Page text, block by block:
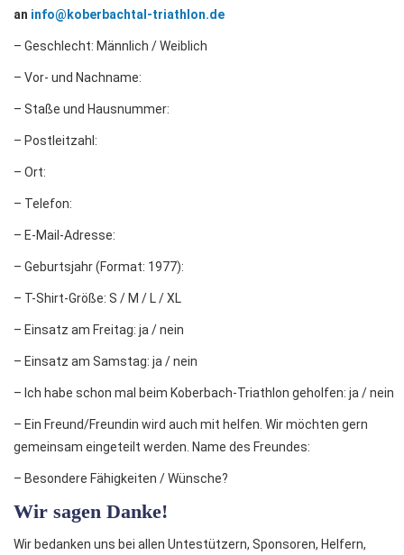
an info@koberbachtal-triathlon.de
– Geschlecht: Männlich / Weiblich
– Vor- und Nachname:
– Staße und Hausnummer:
– Postleitzahl:
– Ort:
– Telefon:
– E-Mail-Adresse:
– Geburtsjahr (Format: 1977):
– T-Shirt-Größe: S / M / L / XL
– Einsatz am Freitag: ja / nein
– Einsatz am Samstag: ja / nein
– Ich habe schon mal beim Koberbach-Triathlon geholfen: ja / nein
– Ein Freund/Freundin wird auch mit helfen. Wir möchten gern
gemeinsam eingeteilt werden. Name des Freundes:
– Besondere Fähigkeiten / Wünsche?
Wir sagen Danke!
Wir bedanken uns bei allen Untestützern, Sponsoren, Helfern,